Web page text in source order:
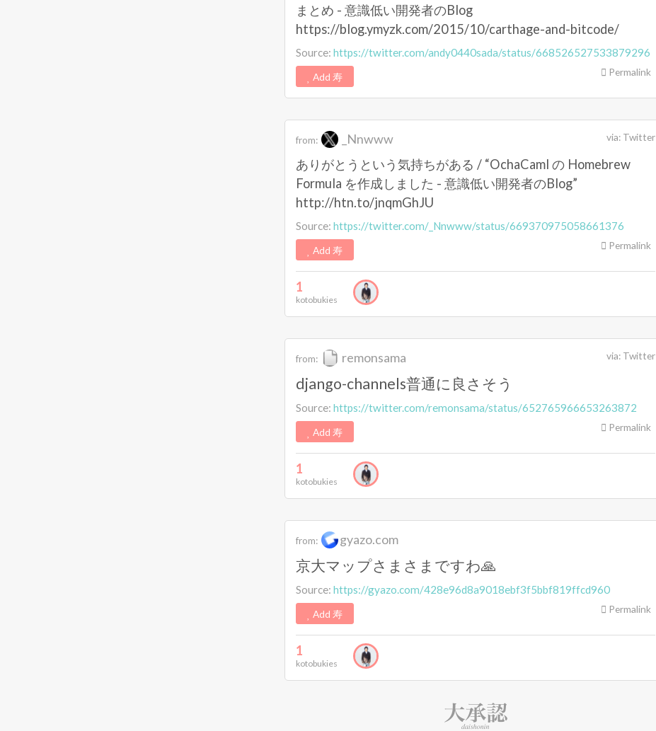
まとめ - 意識低い開発者のBlog
https://blog.ymyzk.com/2015/10/carthage-and-bitcode/
Source: https://twitter.com/andy0440sada/status/668526527533879296
Add 寿 Permalink
from: _Nnwww via: Twitter
ありがとうという気持ちがある / “OchaCaml の Homebrew
Formula を作成しました - 意識低い開発者のBlog”
http://htn.to/jnqmGhJU
Source: https://twitter.com/_Nnwww/status/669370975058661376
Add 寿 Permalink
1
kotobukies
from: remonsama via: Twitter
django-channels普通に良さそう
Source: https://twitter.com/remonsama/status/652765966653263872
Add 寿 Permalink
1
kotobukies
from: gyazo.com
京大マップさまさまですわ🙏
Source: https://gyazo.com/428e96d8a9018ebf3f5bbf819ffcd960
Add 寿 Permalink
1
kotobukies